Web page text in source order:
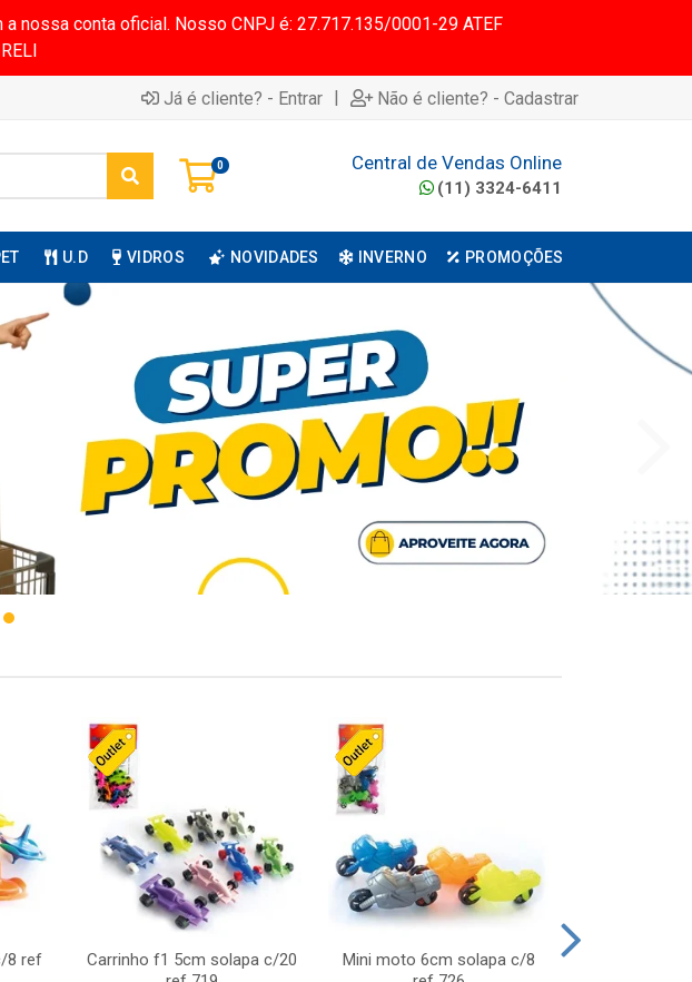
nossa conta oficial. Nosso CNPJ é: 27.717.135/0001-29 ATEF
Já é cliente? - Entrar | Não é cliente? - Cadastrar
0 Central de Vendas Online
(11) 3324-6411
U.D VIDROS NOVIDADES INVERNO PROMOÇÕES
8 ref
Carrinho f1 5cm solapa c/20
Mini moto 6cm solapa c/8